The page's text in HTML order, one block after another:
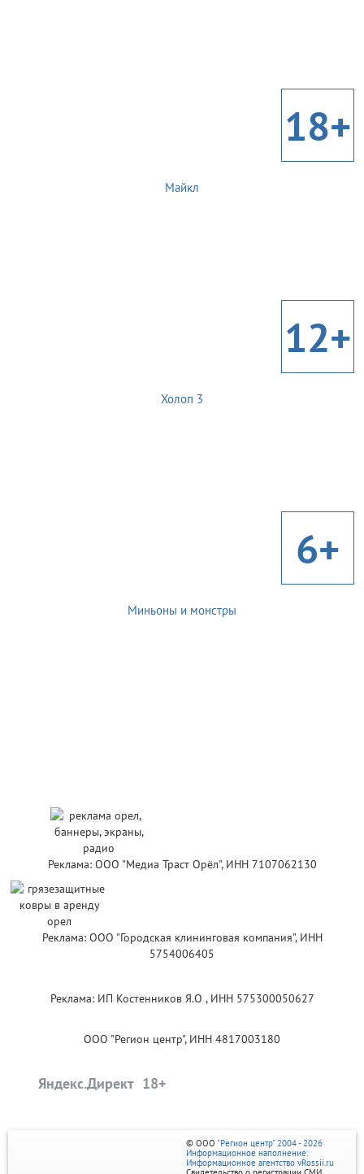
18+
Майкл
12+
Холоп 3
6+
Миньоны и монстры
Реклама: ООО "Медиа Траст Орёл", ИНН 7107062130
Реклама: ООО "Городская клининговая компания", ИНН
5754006405
Реклама: ИП Костенников Я.О , ИНН 575300050627
ООО "Регион центр", ИНН 4817003180
Яндекс.Директ
© ООО "Регион центр" 2004 - 2026
Информационное наполнение:
Информационное агентство vRossii.ru